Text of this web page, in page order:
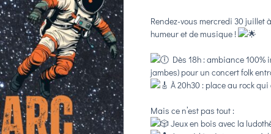
Rendez-vous mercredi 30 juillet
humeur et de musique !
Dès 18h : ambiance 100%
jambes) pour un concert folk
À 20h30 : place au rock qui
Mais ce n’est pas tout :
Jeux en bois avec la